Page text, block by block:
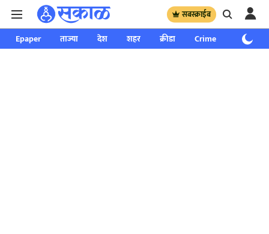
सबस्क्राईब
Epaper ताज्या देश शहर क्रीडा Crime साप्ताहिक